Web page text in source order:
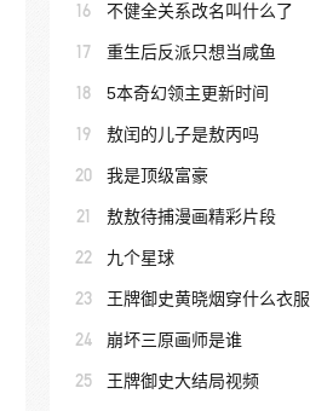
16 不健全关系改名叫什么了
17 重生后反派只想当咸鱼
18 5本奇幻领主更新时间
19 敖闰的儿子是敖丙吗
20 我是顶级富豪
21 敖敖待捕漫画精彩片段
22 九个星球
23 王牌御史黄晓烟穿什么衣服
24 崩坏三原画师是谁
25 王牌御史大结局视频